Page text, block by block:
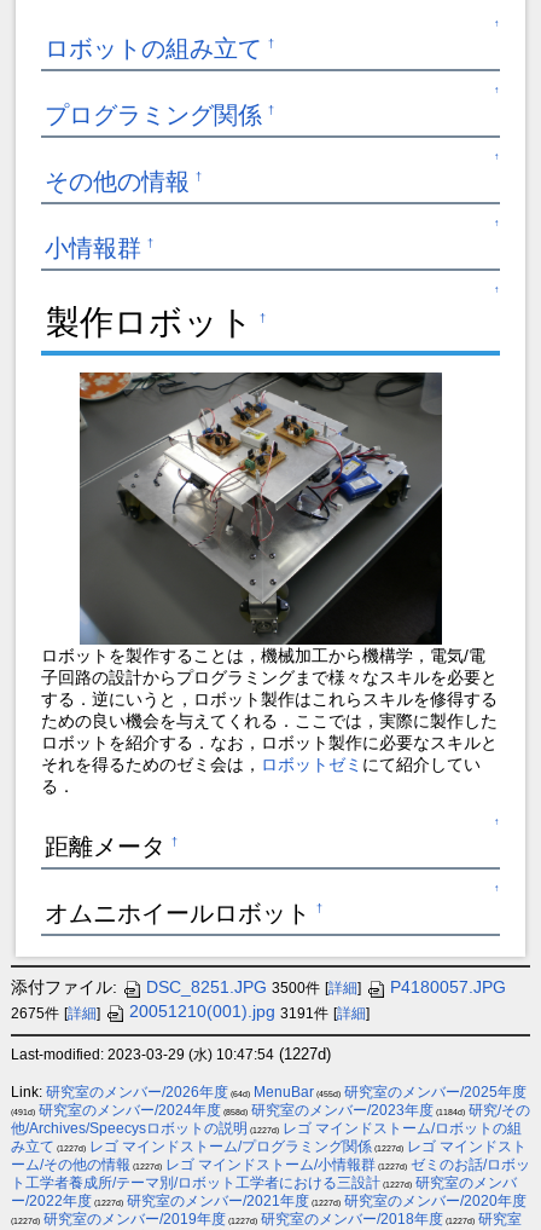
↑
ロボットの組み立て †
↑
プログラミング関係 †
↑
その他の情報 †
↑
小情報群 †
↑
製作ロボット †
ロボットを製作することは，機械加工から機構学，電気/電
子回路の設計からプログラミングまで様々なスキルを必要と
する．逆にいうと，ロボット製作はこれらスキルを修得する
ための良い機会を与えてくれる．ここでは，実際に製作した
ロボットを紹介する．なお，ロボット製作に必要なスキルと
それを得るためのゼミ会は， ロボットゼミ にて紹介してい
る．
↑
距離メータ †
↑
オムニホイールロボット †
添付ファイル: DSC_8251.JPG 3500件 詳細 P4180057.JPG
2675件 [詳細] 20051210(001).jpg 3191件 [詳細]
Last-modified: 2023-03-29 (水) 10:47:54(1227d)
Link: 研究室のメンバー/2026年度 (64d) MenuBar (455d) 研究室のメンバー/2025年度
(491d) 研究室のメンバー/2024年度 (858d) 研究室のメンバー/2023年度 (1184d) 研究/その
他/Archives/Speecysロボットの説明 (1227d) レゴ マインドストーム/ロボットの組
み立て (1227d) レゴ マインドストーム/プログラミング関係(1227d) レゴ マインドスト
ーム/その他の情報 (1227d) レゴ マインドストーム/小情報群(1227d) ゼミのお話/ロボッ
ト工学者養成所/テーマ別/ロボット工学者における三設計(1227d) 研究室のメンバ
ー/2022年度 (1227d) 研究室のメンバー/2021年度 (1227d) 研究室のメンバー/2020年度
(1227d) 研究室のメンバー/2019年度 (1227d) 研究室のメンバー/2018年度 (1227d) 研究室